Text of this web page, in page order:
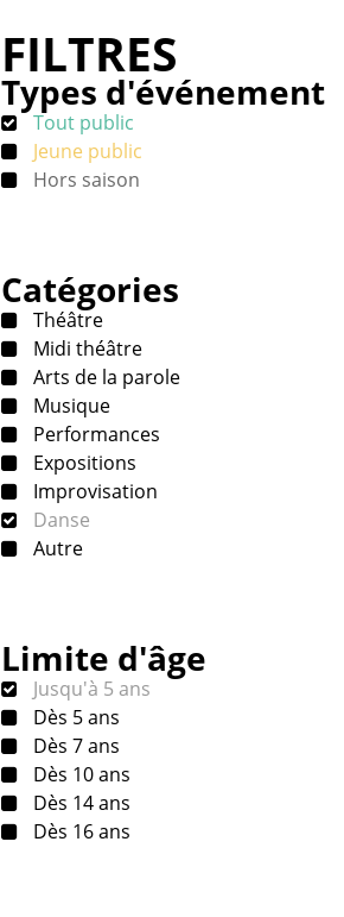
FILTRES
Types d'événement
Tout public
Jeune public
Hors saison
Catégories
Théâtre
Midi théâtre
Arts de la parole
Musique
Performances
Expositions
Improvisation
Danse
Autre
Limite d'âge
Jusqu'à 5 ans
Dès 5 ans
Dès 7 ans
Dès 10 ans
Dès 14 ans
Dès 16 ans